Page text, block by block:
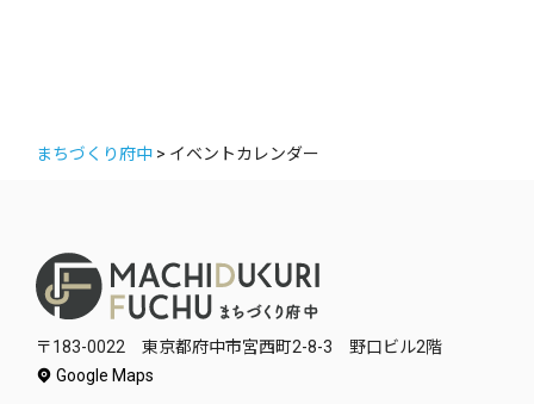
まちづくり府中 > イベントカレンダー
〒183-0022 東京都府中市宮西町2-8-3 野口ビル2階
Google Maps